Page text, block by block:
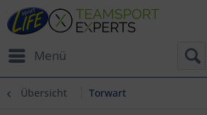
Menü
Übersicht Torwart